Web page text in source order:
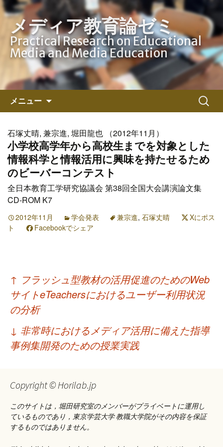
メディア教育論ゼミ
Practical Research on Educational
Media and Media Education
メニュー
ン
ツ
へ
ス
ッ
プ
検
索:
石塚丈晴, 兼宗進, 堀田龍也 （2012年11月）
小学校高学年から高校生までを対象とした
情報科学と情報活用に興味を持たせるため
のビーバーコンテスト
全日本教育工学研究協議会 第38回全国大会講演論文集
CD-ROM K7
2012年11月 学会発表 兼宗進, 石塚丈晴
Xにポス
ト
Facebookでシェア
投
稿
ナ
ビ
ゲ
シ
ョ
ン
↑ フラッシュ型教材の活用促進のためのWeb
サイトeTeachersにおけるユーザー利用状況
の分析
↓ 非常時におけるメディア活用に備えた指導
事例集開発のための授業実践
Copyright © Horilab.jp
このサイトは，堀田研究室のメンバーがプライベートに運用し
ているものであり，東京学芸大学 教職大学院がその内容を保証
するものではありません。